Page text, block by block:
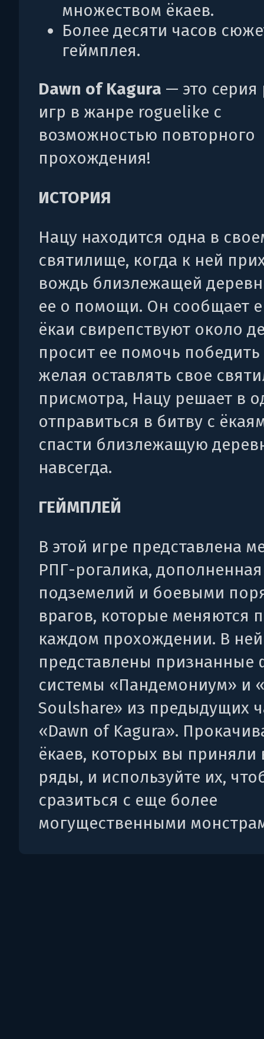
множеством ёкаев.
Более десяти часов
геймплея.
Dawn of Kagura — это
игр в жанре roguelike с
возможностью повторного
прохождения!
ИСТОРИЯ
Нацу находится одна в
святилище, когда к ней
вождь близлежащей
ее о помощи. Он сообщает
ёкаи свирепствуют около
просит ее помочь победить
желая оставлять свое
присмотра, Нацу решает в
отправиться в битву с
спасти близлежащую
навсегда.
ГЕЙМПЛЕЙ
В ​​этой игре представлена
РПГ-рогалика,
подземелий и боевыми
врагов, которые меняются
каждом прохождении. В
представлены признанные
системы «Пандемониум» и
Soulshare» из предыдущих
«Dawn of Kagura».
ёкаев, которых вы приняли
ряды, и используйте их,
сразиться с еще более
могущественными